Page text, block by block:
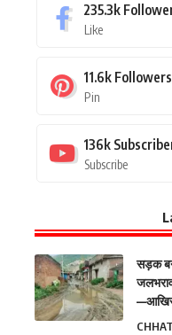
235.3k
Like
11.6k Followers
Pin
136k
Subscribe
सड़क
—आखिर